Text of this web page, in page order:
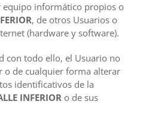
equipo informático propios o
, de otros Usuarios o
(hardware y software).
con todo ello, el Usuario no
de cualquier forma alterar
identificativos de la
INFERIORo de sus